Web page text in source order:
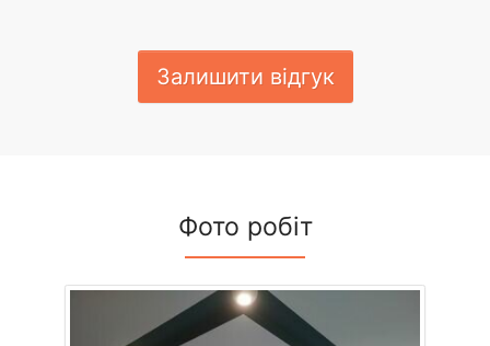
Залишити відгук
Фото робіт